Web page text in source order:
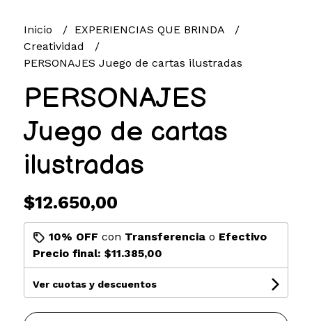
Inicio
EXPERIENCIAS QUE BRINDA
Creatividad
PERSONAJES Juego de cartas ilustradas
PERSONAJES
Juego de cartas
ilustradas
$12.650,00
10% OFF con Transferenciao Efectivo
Precio final: $11.385,00
Ver cuotas y descuentos